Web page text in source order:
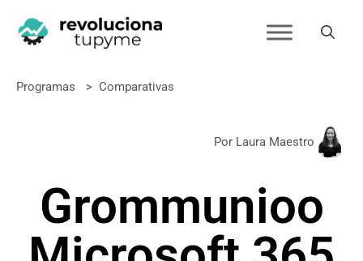
Programas > Comparativas
Por Laura Maestro
Grommunioo